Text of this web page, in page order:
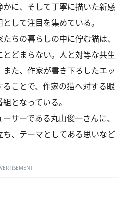
に、そして丁寧に描いた新感
して注目を集めている。
ちの暮らしの中に佇む猫は、
どまらない。人と対等な共生
た、作家が書き下ろしたエッ
ことで、作家の猫へ対する眼
となっている。
サーである丸山俊一さんに、
、テーマとしてある思いなど